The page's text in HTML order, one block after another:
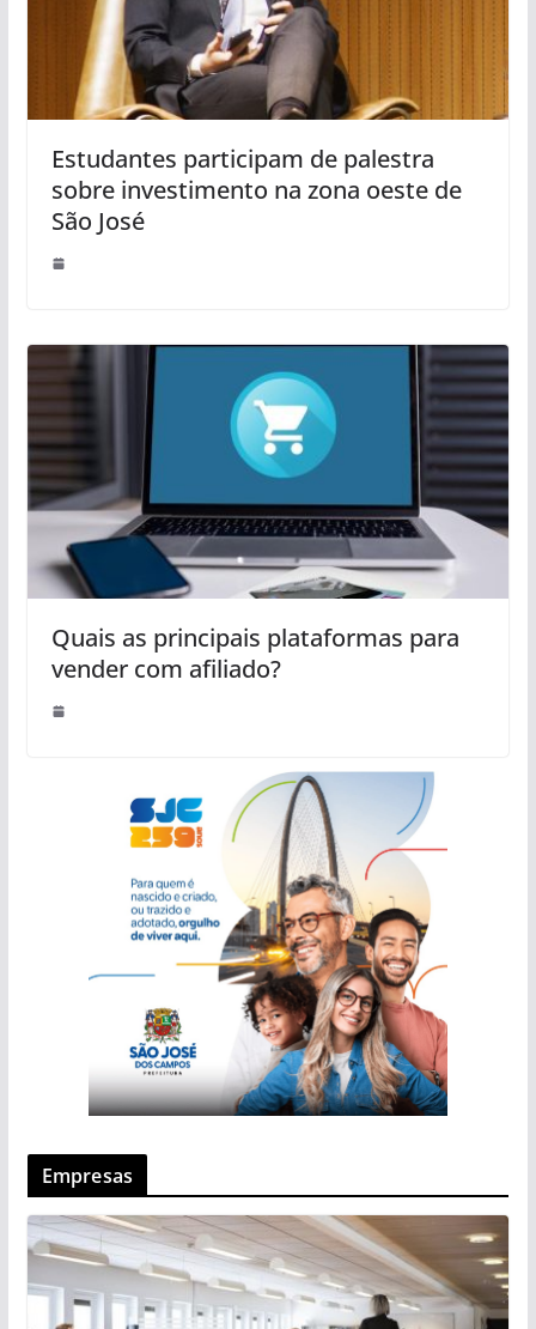
Estudantes participam de palestra
sobre investimento na zona oeste de
São José
Quais as principais plataformas para
vender com afiliado?
Empresas